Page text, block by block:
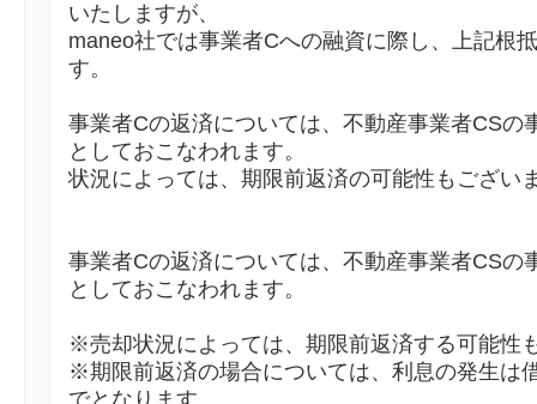
いたしますが、
maneo社では事業者Cへの融資に際し、上記根
す。
事業者Cの返済については、不動産事業者CSの
としておこなわれます。
状況によっては、期限前返済の可能性もござい
事業者Cの返済については、不動産事業者CSの
としておこなわれます。
※売却状況によっては、期限前返済する可能性
※期限前返済の場合については、利息の発生は